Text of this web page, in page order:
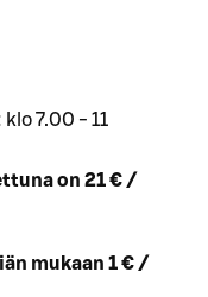
7.00 - 11
on 21 € /
mukaan 1 € /